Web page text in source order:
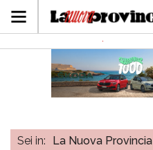
Sei in: La Nuova Provincia